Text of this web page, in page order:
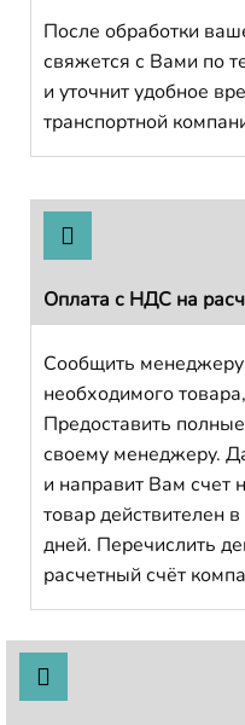
После обработки
свяжется с Вами по
и уточнит удобное
транспортной
Оплата с НДС на
Сообщить менеджеру
необходимого
Предоставить
своему менеджеру.
и направит Вам счет
товар действителен
дней. Перечислить
расчетный счёт